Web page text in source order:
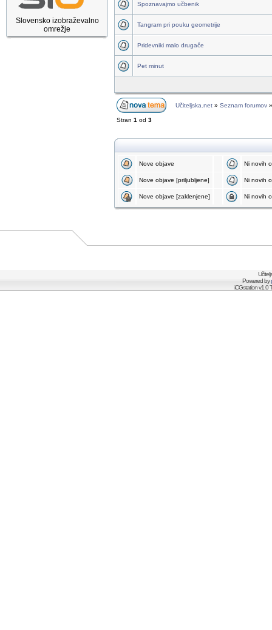
Slovensko izobraževalno
omrežje
Spoznavajmo učbenik
Tangram pri pouku geometrije
Pridevniki malo drugače
Pet minut
Učiteljska.net » Seznam forumov
Stran 1 od 3
Nove objave Ni novih
Nove objave [priljubljene] Ni novih
Nove objave [zaklenjene] Ni novih
Powered by
iCGstation v1.0